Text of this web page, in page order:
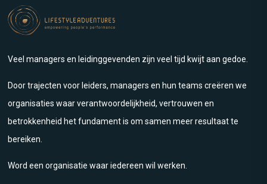
Veel managers en leidinggevenden zijn veel tijd kwijt aan gedoe.
Door trajecten voor leiders, managers en hun teams creëren we
organisaties waar verantwoordelijkheid, vertrouwen en
betrokkenheid het fundament is om samen meer resultaat te
bereiken.
Word een organisatie waar iedereen wil werken.